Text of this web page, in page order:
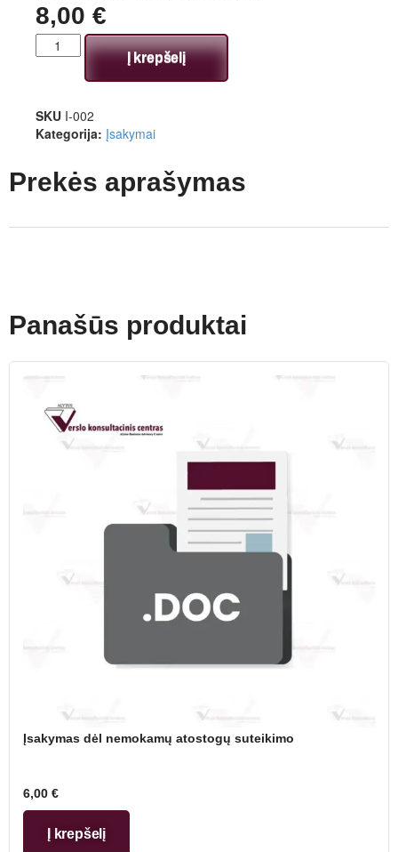
8,00 €
Į krepšelį
SKU I-002
Kategorija: Įsakymai
Prekės aprašymas
Panašūs produktai
Įsakymas dėl nemokamų atostogų suteikimo
6,00 €
Į krepšelį